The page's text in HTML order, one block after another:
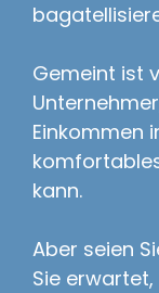
Gemeint ist
Einkommen
kann.
Aber seien
Sie